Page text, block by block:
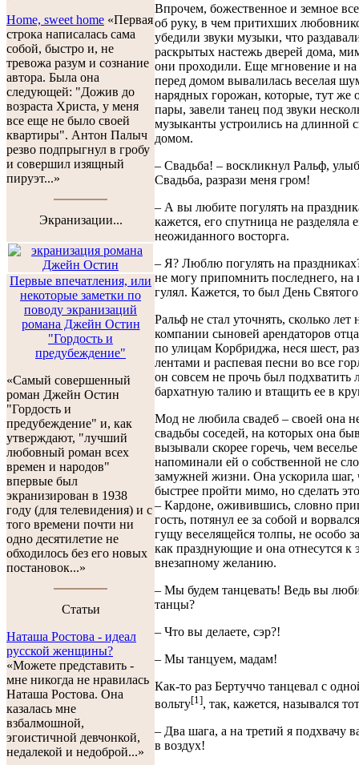
Home, sweet home «Первая
строка написалась сама
собой, быстро и, не
тревожа разум и сознание
автора. Была она
следующей: "Дожив до
возраста Христа, у меня
все еще не было своей
квартиры". Антон Палыч
резво подпрыгнул в гробу
и совершил изящный
пируэт...»
Экранизации...
Первые впечатления, или
некоторые заметки по
поводу экранизаций
романа Джейн Остин
"Гордость и
предубеждение"
«Самый совершенный
роман Джейн Остин
"Гордость и
предубеждение" и, как
утверждают, "лучший
любовный роман всех
времен и народов"
впервые был
экранизирован в 1938
году (для телевидения) и с
того времени почти ни
одно десятилетие не
обходилось без его новых
постановок...»
Cтатьи
Наташа Ростова - идеал
русской женщины?
«Можете представить -
мне никогда не нравилась
Наташа Ростова. Она
казалась мне
взбалмошной,
эгоистичной девчонкой,
недалекой и недоброй...»
Впрочем, божественное и земное
об руку, в чем притихших
убедили звуки музыки, что
раскрытых настежь дверей дома,
они проходили. Еще мгновение и
перед домом вывалилась веселая
нарядных горожан, которые, тут же
пары, завели танец под звуки
музыканты устроились на длинной
домом.
– Свадьба! – воскликнул Ральф,
Свадьба, разрази меня гром!
– А вы любите погулять на
кажется, его спутница не разделяла
неожиданного восторга.
– Я? Люблю погулять на
не могу припомнить последнего, на
гулял. Кажется, то был День
Ральф не стал уточнять, сколько лет
компании сыновей арендаторов отца
по улицам Корбриджа, неся шест,
лентами и распевая песни во все
он совсем не прочь был подхватить
бархатную талию и втащить ее в
Мод не любила свадеб – своей она
свадьбы соседей, на которых она
вызывали скорее горечь, чем
напоминали ей о собственной не
замужней жизни. Она ускорила шаг,
быстрее пройти мимо, но сделать
– Кардоне, оживившись, словно
гость, потянул ее за собой и
гущу веселящейся толпы, не особо
как празднующие и она отнесутся к
внезапному желанию.
– Мы будем танцевать! Ведь вы
танцы?
– Что вы делаете, сэр?!
– Мы танцуем, мадам!
Как-то раз Бертуччо танцевал с
вольту[1], так, кажется, назывался
– Два шага, а на третий я подхвачу
в воздух!